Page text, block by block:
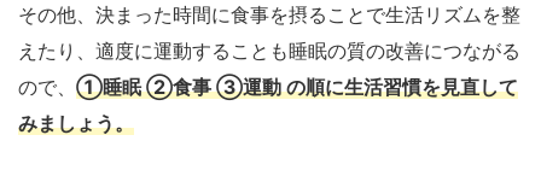
その他、決まった時間に食事を摂ることで生活リズムを整
えたり、適度に運動することも睡眠の質の改善につながる
ので、 ①睡眠 ②食事 ③運動 の順に生活習慣を見直して
みましょう。